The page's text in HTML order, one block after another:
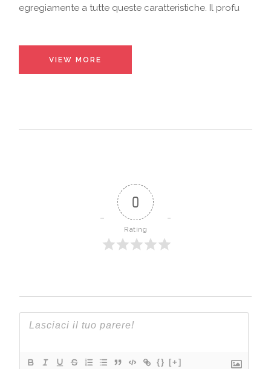
egregiamente a tutte queste caratteristiche. Il profu
VIEW MORE
0
Rating
{} [+]